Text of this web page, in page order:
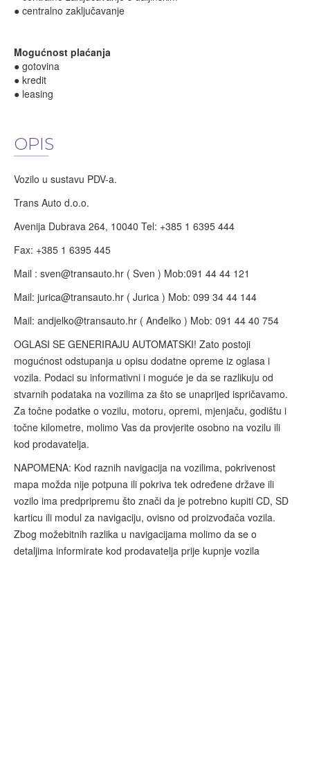
● centralno zaključavanje
Mogućnost plaćanja
● gotovina
● kredit
● leasing
OPIS
Vozilo u sustavu PDV-a.
Trans Auto d.o.o.
Avenija Dubrava 264, 10040 Tel: +385 1 6395 444
Fax: +385 1 6395 445
Mail : sven@transauto.hr ( Sven ) Mob:091 44 44 121
Mail: jurica@transauto.hr ( Jurica ) Mob: 099 34 44 144
Mail: andjelko@transauto.hr ( Anđelko ) Mob: 091 44 40 754
OGLASI SE GENERIRAJU AUTOMATSKI! Zato postoji
mogućnost odstupanja u opisu dodatne opreme iz oglasa i
vozila. Podaci su informativni i moguće je da se razlikuju od
stvarnih podataka na vozilima za što se unaprijed ispričavamo.
Za točne podatke o vozilu, motoru, opremi, mjenjaču, godištu i
točne kilometre, molimo Vas da provjerite osobno na vozilu ili
kod prodavatelja.
NAPOMENA: Kod raznih navigacija na vozilima, pokrivenost
mapa možda nije potpuna ili pokriva tek određene države ili
vozilo ima predpripremu što znači da je potrebno kupiti CD, SD
karticu ili modul za navigaciju, ovisno od proizvođača vozila.
Zbog možebitnih razlika u navigacijama molimo da se o
detaljima informirate kod prodavatelja prije kupnje vozila